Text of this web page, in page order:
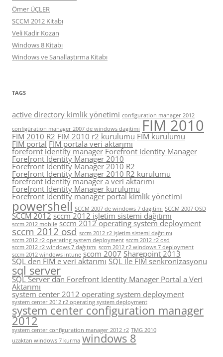
Ömer ÜÇLER
SCCM 2012 Kitabı
Veli Kadir Kozan
Windows 8 Kitabı
Windows ve Sanallaştırma Kitabı
TAGS
active directory kimlik yönetimi configuration manager 2012
configüration manager 2007 de windows dagitimi FIM 2010
FIM 2010 R2 FIM 2010 r2 kurulumu FIM kurulumu
FIM portal FIM portala veri aktarımı
forefornt identity manager Forefront Identity Manager
Forefront Identity Manager 2010
Forefront Identity Manager 2010 R2
Forefront Identity Manager 2010 R2 kurulumu
forefront identity manager a veri aktarımı
Forefront Identity Manager kurulumu
Forefront identity manager portal kimlik yönetimi
powershell SCCM 2007 de windows 7 dagitimi SCCM 2007 OSD
SCCM 2012 sccm 2012 işletim sistemi dağıtımı
sccm 2012 mobile sccm 2012 operating system deployment
sccm 2012 osd sccm 2012 r2 işletim sistemi dağıtımı
sccm 2012 r2 operating system deployment sccm 2012 r2 osd
sccm 2012 r2 windows 7 dağıtımı sccm 2012 r2 windows 7 deployment
sccm 2012 windows intune scom 2007 Sharepoint 2013
SQL den FIM e veri aktarımı SQL ile FIM senkronizasyonu
sql server
SQL Server dan Forefront Identity Manager Portal a Veri
Aktarımı
system center 2012 operating system deployment
system center 2012 r2 operating system deployment
system center configuration manager
2012
system center configuration manager 2012 r2 TMG 2010
uzaktan windows 7 kurma windows 8